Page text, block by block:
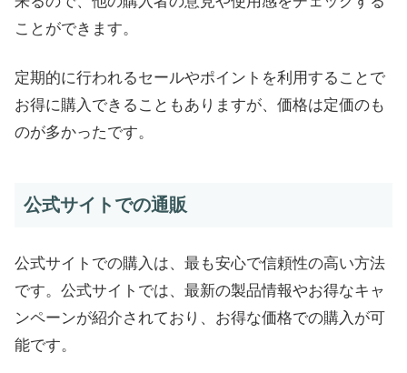
ことができます。
定期的に行われるセールやポイントを利用することで
お得に購入できることもありますが、価格は定価のも
のが多かったです。
公式サイトでの通販
公式サイトでの購入は、最も安心で信頼性の高い方法
です。公式サイトでは、最新の製品情報やお得なキャ
ンペーンが紹介されており、お得な価格での購入が可
能です。